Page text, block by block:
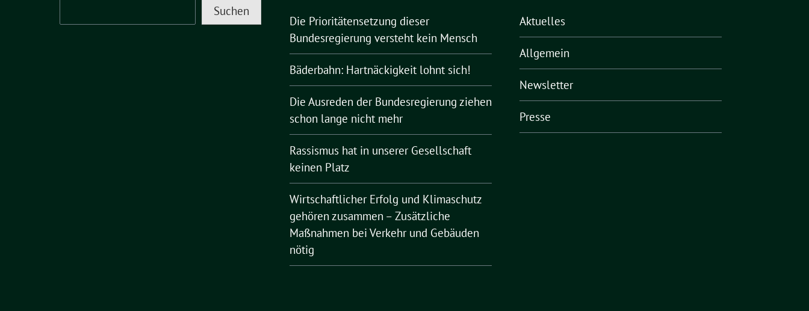
Suchen
Die Prioritätensetzung dieser
Bundesregierung versteht kein Mensch
Bäderbahn: Hartnäckigkeit lohnt sich!
Die Ausreden der Bundesregierung ziehen
schon lange nicht mehr
Rassismus hat in unserer Gesellschaft
keinen Platz
Wirtschaftlicher Erfolg und Klimaschutz
gehören zusammen – Zusätzliche
Maßnahmen bei Verkehr und Gebäuden
nötig
Aktuelles
Allgemein
Newsletter
Presse